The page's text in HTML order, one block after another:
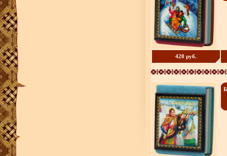
420 руб.